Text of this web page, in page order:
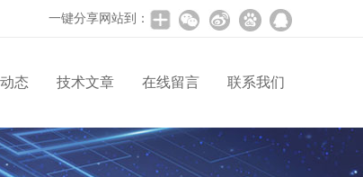
一键分享网站到：
态 技术文章 在线留言 联系我们